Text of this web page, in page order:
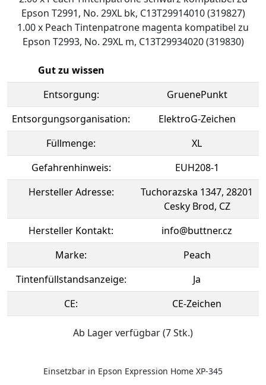
Epson T2991, No. 29XL bk, C13T29914010 (319827)
1.00 x Peach Tintenpatrone magenta kompatibel zu
Epson T2993, No. 29XL m, C13T29934020 (319830)
Gut zu wissen
Entsorgung:
GruenePunkt
Entsorgungsorganisation:
ElektroG-Zeichen
Füllmenge:
XL
Gefahrenhinweis:
EUH208-1
Hersteller Adresse:
Tuchorazska 1347, 28201
Cesky Brod, CZ
Hersteller Kontakt:
info@buttner.cz
Marke:
Peach
Tintenfüllstandsanzeige:
Ja
CE:
CE-Zeichen
Ab Lager verfügbar (7 Stk.)
Einsetzbar in Epson Expression Home XP-345